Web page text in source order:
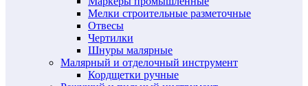
Мелки строительные разметочные
Отвесы
Чертилки
Шнуры малярные
Малярный и отделочный инструмент
Кордщетки ручные